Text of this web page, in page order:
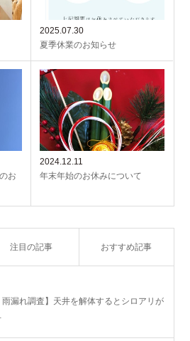
2025.07.30
夏季休業のお知らせ
お
2024.12.11
年末年始のお休みについて
注目の記事 おすすめ記事
雨漏れ調査】天井を解体するとシロアリが